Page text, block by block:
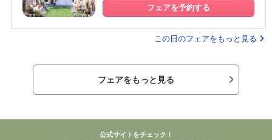
フェアを予約する
この日のフェアをもっと見る
フェアをもっと見る
公式サイトをチェック！